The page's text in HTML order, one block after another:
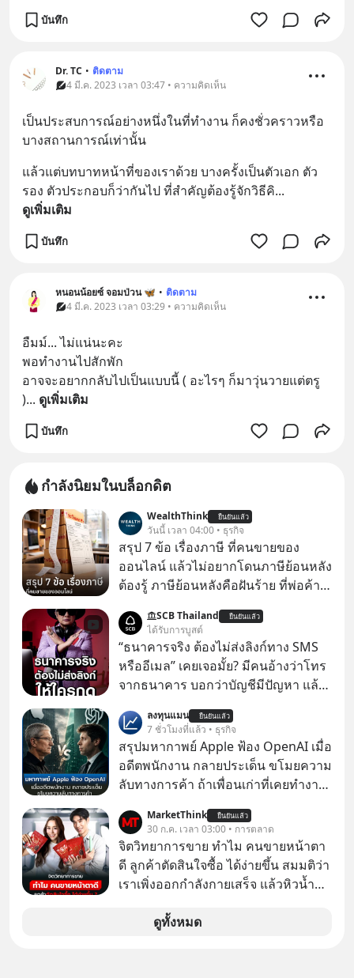
บันทึก
Dr. TC • ติดตาม
4 มี.ค. 2023 เวลา 03:47 • ความคิดเห็น
เป็นประสบการณ์อย่างหนึ่งในที่ทำงาน ก็คงชั่วคราวหรือ
บางสถานการณ์เท่านั้น
แล้วแต่บทบาทหน้าที่ของเราด้วย บางครั้งเป็นตัวเอก ตัว
รอง ตัวประกอบก็ว่ากันไป ที่สำคัญต้องรู้จักวิธีคิ...
ดูเพิ่มเติม
บันทึก
หนอนน้อยซ์ จอมป่วน 🦋 • ติดตาม
4 มี.ค. 2023 เวลา 03:29 • ความคิดเห็น
อืมม์... ไม่แน่นะคะ
พอทำงานไปสักพัก
อาจจะอยากกลับไปเป็นแบบนี้ ( อะไรๆ ก็มาวุ่นวายแต่ตรู
)... ดูเพิ่มเติม
บันทึก
กำลังนิยมในบล็อกดิต
WealthThink ยืนยันแล้ว
วันนี้ เวลา 04:00 • ธุรกิจ
สรุป 7 ข้อ เรื่องภาษี ที่คนขายของ
ออนไลน์ แล้วไม่อยากโดนภาษีย้อนหลัง
ต้องรู้ ภาษีย้อนหลังคือฝันร้าย ที่พ่อค้า
SCB Thailand ยืนยันแล้ว
ได้รับการบูสต์
“ธนาคารจริง ต้องไม่ส่งลิงก์ทาง SMS
หรืออีเมล” เคยเจอมั้ย? มีคนอ้างว่าโทร
จากธนาคาร บอกว่าบัญชีมีปัญหา แล้ว
ทันที มาฟัง “ป้าเก๋าเล่ากลโกง” เพื่อรู้ทัน
มุกหลอกลวงในคราบความน่าเชื่อถือ
กันค่ะ #แก้เกมกลโกง #ป้าเก๋าเล่ากล
โกง #LivesSustainably #อยู่อย่าง
#FraudEducation #FinancialLiteracy
#DigitalBankWithHumanTouch
ลงทุนแมน ยืนยันแล้ว
7 ชั่วโมงที่แล้ว • ธุรกิจ
สรุปมหากาพย์ Apple ฟ้อง OpenAI เมื่อ
อดีตพนักงาน กลายประเด็น ขโมยความ
ลับทางการค้า ถ้าเพื่อนเก่าที่เคยทำงาน
เก่าที่เขาเคยทำไว้ ตอนยังอยู่บริษัท
เดียวกัน
MarketThink ยืนยันแล้ว
30 ก.ค. เวลา 03:00 • การตลาด
จิตวิทยาการขาย ทำไม คนขายหน้าตา
ดี ลูกค้าตัดสินใจซื้อ ได้ง่ายขึ้น สมมติว่า
เราเพิ่งออกกำลังกายเสร็จ แล้วหิวน้ำ
ขายของเหมือนกันทุกอย่าง
ดูทั้งหมด